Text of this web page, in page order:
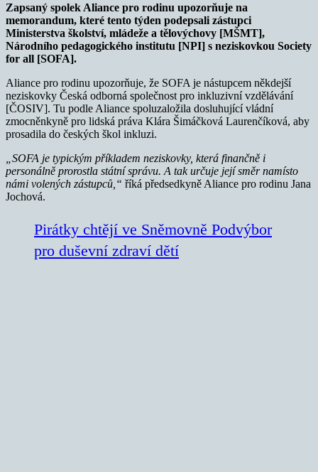
Zapsaný spolek Aliance pro rodinu upozorňuje na
memorandum, které tento týden podepsali zástupci
Ministerstva školství, mládeže a tělovýchovy [MŠMT],
Národního pedagogického institutu [NPI] s neziskovkou Society
for all [SOFA].
Aliance pro rodinu upozorňuje, že SOFA je nástupcem někdejší
neziskovky Česká odborná společnost pro inkluzivní vzdělávání
[ČOSIV]. Tu podle Aliance spoluzaložila dosluhující vládní
zmocněnkyně pro lidská práva Klára Šimáčková Laurenčíková, aby
prosadila do českých škol inkluzi.
„SOFA je typickým příkladem neziskovky, která finančně i
personálně prorostla státní správu. A tak určuje její směr namísto
námi volených zástupců,“ říká předsedkyně Aliance pro rodinu Jana
Jochová.
Pirátky chtějí ve Sněmovně Podvýbor
pro duševní zdraví dětí